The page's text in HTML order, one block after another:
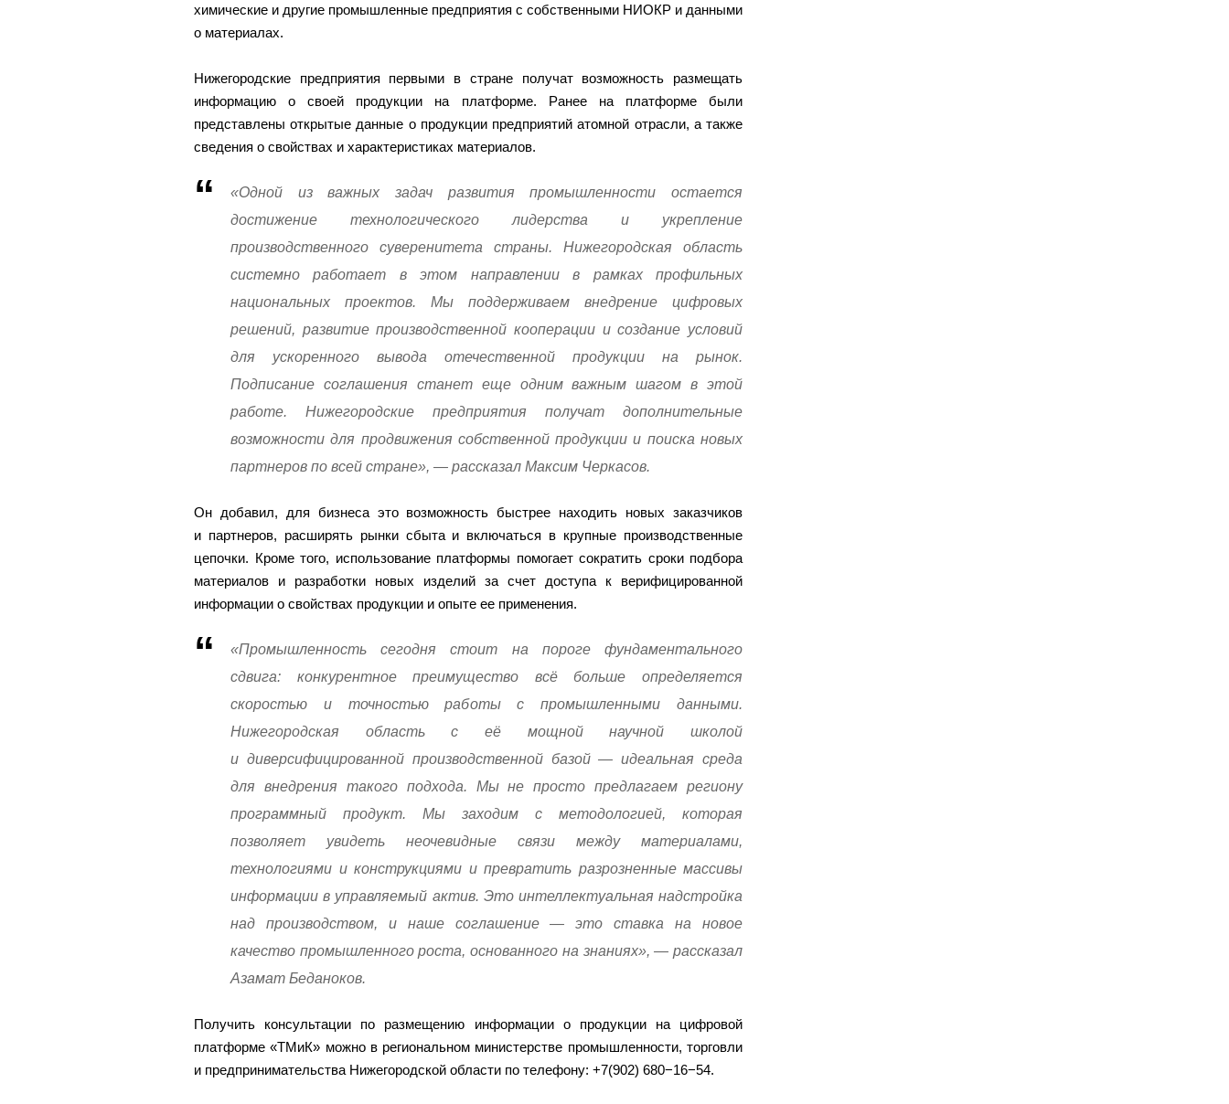
химические и другие промышленные предприятия с собственными НИОКР и данными
о материалах.
Нижегородские предприятия первыми в стране получат возможность размещать
информацию о своей продукции на платформе. Ранее на платформе были
представлены открытые данные о продукции предприятий атомной отрасли, а также
сведения о свойствах и характеристиках материалов.
«Одной из важных задач развития промышленности остается
достижение технологического лидерства и укрепление
производственного суверенитета страны. Нижегородская область
системно работает в этом направлении в рамках профильных
национальных проектов. Мы поддерживаем внедрение цифровых
решений, развитие производственной кооперации и создание условий
для ускоренного вывода отечественной продукции на рынок.
Подписание соглашения станет еще одним важным шагом в этой
работе. Нижегородские предприятия получат дополнительные
возможности для продвижения собственной продукции и поиска новых
партнеров по всей стране», — рассказал Максим Черкасов.
Он добавил, для бизнеса это возможность быстрее находить новых заказчиков
и партнеров, расширять рынки сбыта и включаться в крупные производственные
цепочки. Кроме того, использование платформы помогает сократить сроки подбора
материалов и разработки новых изделий за счет доступа к верифицированной
информации о свойствах продукции и опыте ее применения.
«Промышленность сегодня стоит на пороге фундаментального
сдвига: конкурентное преимущество всё больше определяется
скоростью и точностью работы с промышленными данными.
Нижегородская область с её мощной научной школой
и диверсифицированной производственной базой — идеальная среда
для внедрения такого подхода. Мы не просто предлагаем региону
программный продукт. Мы заходим с методологией, которая
позволяет увидеть неочевидные связи между материалами,
технологиями и конструкциями и превратить разрозненные массивы
информации в управляемый актив. Это интеллектуальная надстройка
над производством, и наше соглашение — это ставка на новое
качество промышленного роста, основанного на знаниях», — рассказал
Азамат Беданоков.
Получить консультации по размещению информации о продукции на цифровой
платформе «ТМиК» можно в региональном министерстве промышленности, торговли
и предпринимательства Нижегородской области по телефону: +7(902) 680−16−54.